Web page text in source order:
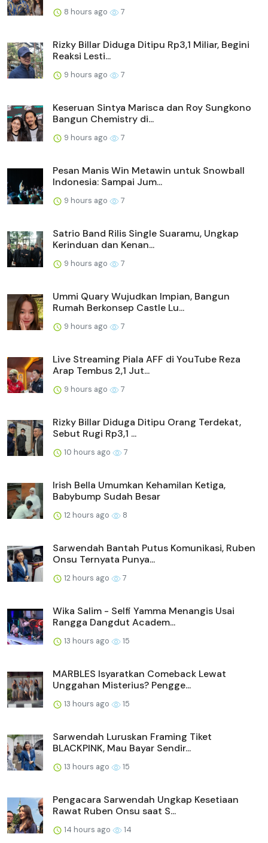
8 hours ago 7
Rizky Billar Diduga Ditipu Rp3,1 Miliar, Begini
Reaksi Lesti...
9 hours ago 7
Keseruan Sintya Marisca dan Roy Sungkono
Bangun Chemistry di...
9 hours ago 7
Pesan Manis Win Metawin untuk Snowball
Indonesia: Sampai Jum...
9 hours ago 7
Satrio Band Rilis Single Suaramu, Ungkap
Kerinduan dan Kenan...
9 hours ago 7
Ummi Quary Wujudkan Impian, Bangun
Rumah Berkonsep Castle Lu...
9 hours ago 7
Live Streaming Piala AFF di YouTube Reza
Arap Tembus 2,1 Jut...
9 hours ago 7
Rizky Billar Diduga Ditipu Orang Terdekat,
Sebut Rugi Rp3,1 ...
10 hours ago 7
Irish Bella Umumkan Kehamilan Ketiga,
Babybump Sudah Besar
12 hours ago 8
Sarwendah Bantah Putus Komunikasi, Ruben
Onsu Ternyata Punya...
12 hours ago 7
Wika Salim - Selfi Yamma Menangis Usai
Rangga Dangdut Academ...
13 hours ago 15
MARBLES Isyaratkan Comeback Lewat
Unggahan Misterius? Pengge...
13 hours ago 15
Sarwendah Luruskan Framing Tiket
BLACKPINK, Mau Bayar Sendir...
13 hours ago 15
Pengacara Sarwendah Ungkap Kesetiaan
Rawat Ruben Onsu saat S...
14 hours ago 14